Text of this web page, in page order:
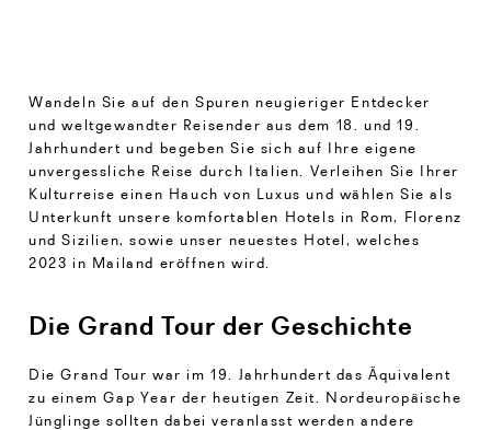
Wandeln Sie auf den Spuren neugieriger Entdecker
und weltgewandter Reisender aus dem 18. und 19.
Jahrhundert und begeben Sie sich auf Ihre eigene
unvergessliche Reise durch Italien. Verleihen Sie Ihrer
Kulturreise einen Hauch von Luxus und wählen Sie als
Unterkunft unsere komfortablen Hotels in Rom, Florenz
und Sizilien, sowie unser neuestes Hotel, welches
2023 in Mailand eröffnen wird.
Die Grand Tour der Geschichte
Die Grand Tour war im 19. Jahrhundert das Äquivalent
zu einem Gap Year der heutigen Zeit. Nordeuropäische
Jünglinge sollten dabei veranlasst werden andere